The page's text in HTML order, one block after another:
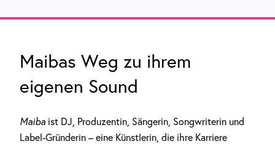
Maibas Weg zu ihrem
eigenen Sound
Maiba ist DJ, Produzentin, Sängerin, Songwriterin und
Label-Gründerin – eine Künstlerin, die ihre Karriere